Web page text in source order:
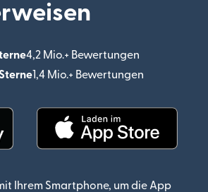
4,2 Mio.+ Bewertungen
1,4 Mio.+ Bewertungen
Ihrem Smartphone, um die App